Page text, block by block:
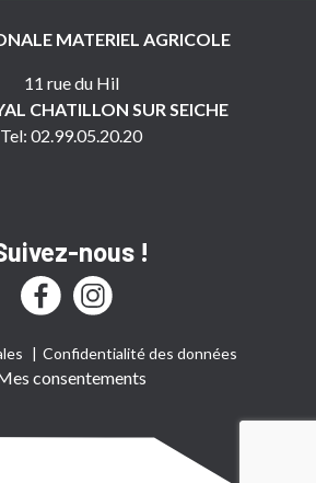
MATERIEL AGRICOLE
11 rue du Hil
CHATILLON SUR SEICHE
Tel: 02.99.05.20.20
nous !
Confidentialité des données
consentements